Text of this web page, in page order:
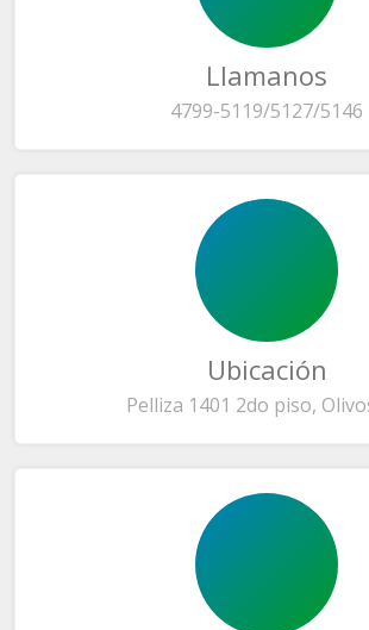
Llamanos
4799-5119/5127/5146
Ubicación
Pelliza 1401 2do piso,